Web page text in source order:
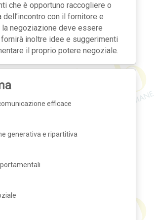
che è opportuno raccogliere o
dell’incontro con il fornitore e
la negoziazione deve essere
inoltre idee e suggerimenti
il proprio potere negoziale.
efficace
generativa e ripartitiva